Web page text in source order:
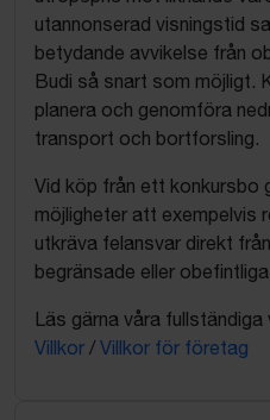
utannonserad visningstid
betydande avvikelse från
Budi så snart som möjligt.
planera och genomföra
transport och bortforsling.
Vid köp från ett konkursbo
möjligheter att exempelvis
utkräva felansvar direkt
begränsade eller
Läs gärna våra
Villkor / Villkor för företag